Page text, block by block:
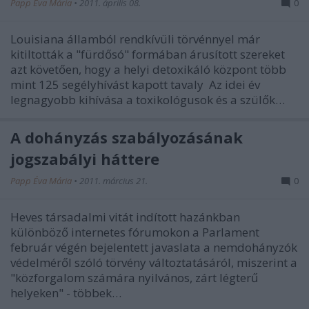
Papp Éva Mária • 2011. április 08. 0
Louisiana államból rendkívüli törvénnyel már
kitiltották a "fürdősó" formában árusított szereket
azt követően, hogy a helyi detoxikáló központ több
mint 125 segélyhívást kapott tavaly Az idei év
legnagyobb kihívása a toxikológusok és a szülők…
A dohányzás szabályozásának
jogszabályi háttere
Papp Éva Mária • 2011. március 21. 0
Heves társadalmi vitát indított hazánkban
különböző internetes fórumokon a Parlament
február végén bejelentett javaslata a nemdohányzók
védelméről szóló törvény változtatásáról, miszerint a
"közforgalom számára nyilvános, zárt légterű
helyeken" - többek…